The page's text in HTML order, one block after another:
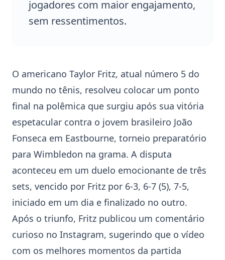
jogadores com maior engajamento,
sem ressentimentos.
O americano Taylor Fritz, atual número 5 do
mundo no tênis, resolveu colocar um ponto
final na polêmica que surgiu após sua vitória
espetacular contra o jovem brasileiro João
Fonseca em Eastbourne, torneio preparatório
para Wimbledon na grama. A disputa
aconteceu em um duelo emocionante de três
sets, vencido por Fritz por 6-3, 6-7 (5), 7-5,
iniciado em um dia e finalizado no outro.
Após o triunfo, Fritz publicou um comentário
curioso no Instagram, sugerindo que o vídeo
com os melhores momentos da partida